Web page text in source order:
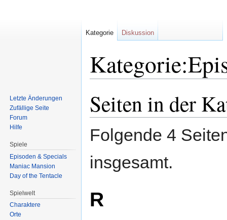
Navigation
springen
Suche
springen
Seiten in der
Folgende 4
insgesamt.
R
Kategorie Diskussion
Letzte Änderungen
Zufällige Seite
Forum
Hilfe
Spiele
Episoden & Specials
Maniac Mansion
Day of the Tentacle
Spielwelt
Charaktere
Orte